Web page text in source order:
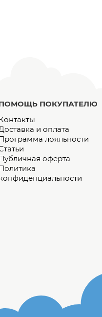
ПОКУПАТЕЛЮ
и оплата
лояльности
оферта